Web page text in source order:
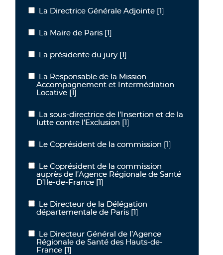
La Directrice Générale Adjointe
La Directrice Générale Adjointe [1]
La Maire de Paris
La Maire de Paris [1]
La présidente du jury
La présidente du jury [1]
La Responsable de la Mission Accompagnement et
La Responsable de la Mission
Accompagnement et Intermédiation
Locative [1]
La sous-directrice de l’Insertion et de la lutte contre l’Exclusion
La sous-directrice de l’Insertion et de la
lutte contre l’Exclusion [1]
Le Coprésident de la commission
Le Coprésident de la commission [1]
Le Coprésident de la commission auprès de l’Agence Régionale
Le Coprésident de la commission
auprès de l’Agence Régionale de Santé
D’Ile-de-France [1]
Le Directeur de la Délégation départementale de Paris
Le Directeur de la Délégation
départementale de Paris [1]
Le Directeur Général de l’Agence Régionale de Santé des Hauts-
Le Directeur Général de l’Agence
Régionale de Santé des Hauts-de-
France [1]